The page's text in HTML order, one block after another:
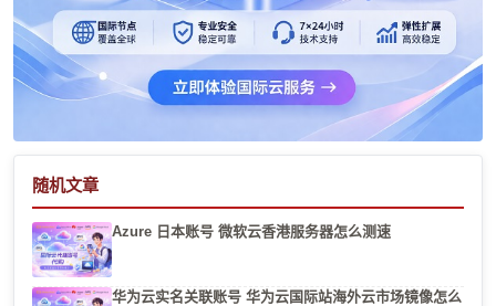
随机文章
Azure 日本账号 微软云香港服务器怎么测速
华为云实名关联账号 华为云国际站海外云市场镜像怎么